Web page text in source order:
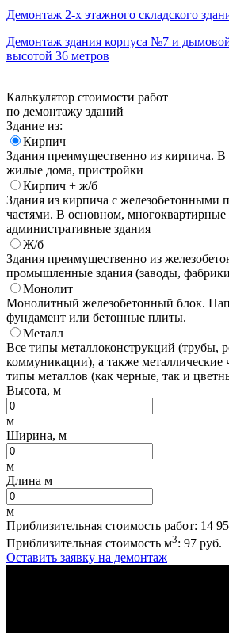
Демонтаж 2-х этажного складского
Демонтаж здания корпуса №7 и
высотой 36 метров
Калькулятор стоимости работ
по демонтажу зданий
Здание из:
Кирпич
Здания преимущественно из кирпича.
жилые дома, пристройки
Кирпич + ж/б
Здания из кирпича с железобетонными
частями. В основном,
административные здания
Ж/б
Здания преимущественно из
промышленные здания (заводы,
Монолит
Монолитный железобетонный блок.
фундамент или бетонные плиты.
Металл
Все типы металлоконструкций (трубы,
коммуникации), а также
типы металлов (как черные, так и
Высота, м
м
Ширина, м
м
Длина м
м
Приблизительная стоимость работ: 14
Приблизительная стоимость м3: 97 руб.
Оставить заявку на демонтаж